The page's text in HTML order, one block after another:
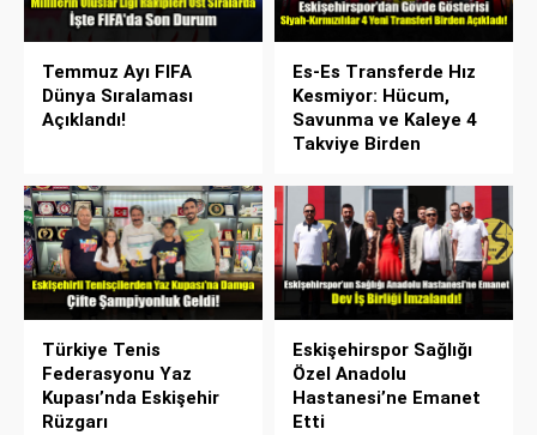
Temmuz Ayı FIFA
Dünya Sıralaması
Açıklandı!
Es-Es Transferde Hız
Kesmiyor: Hücum,
Savunma ve Kaleye 4
Takviye Birden
Türkiye Tenis
Federasyonu Yaz
Kupası’nda Eskişehir
Rüzgarı
Eskişehirspor Sağlığı
Özel Anadolu
Hastanesi’ne Emanet
Etti